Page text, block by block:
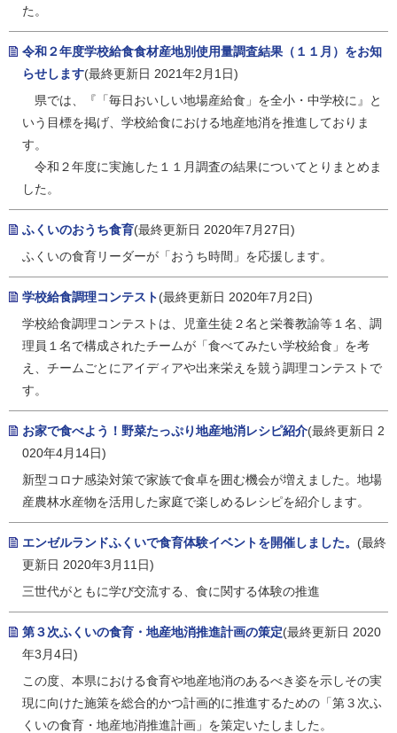
た。
令和２年度学校給食食材産地別使用量調査結果（１１月）をお知
らせします(最終更新日 2021年2月1日)
県では、『「毎日おいしい地場産給食」を全小・中学校に』と
いう目標を掲げ、学校給食における地産地消を推進しておりま
す。
令和２年度に実施した１１月調査の結果についてとりまとめま
した。
ふくいのおうち食育(最終更新日 2020年7月27日)
ふくいの食育リーダーが「おうち時間」を応援します。
学校給食調理コンテスト(最終更新日 2020年7月2日)
学校給食調理コンテストは、児童生徒２名と栄養教諭等１名、調
理員１名で構成されたチームが「食べてみたい学校給食」を考
え、チームごとにアイディアや出来栄えを競う調理コンテストで
す。
お家で食べよう！野菜たっぷり地産地消レシピ紹介(最終更新日 2
020年4月14日)
新型コロナ感染対策で家族で食卓を囲む機会が増えました。地場
産農林水産物を活用した家庭で楽しめるレシピを紹介します。
エンゼルランドふくいで食育体験イベントを開催しました。 (最終
更新日 2020年3月11日)
三世代がともに学び交流する、食に関する体験の推進
第３次ふくいの食育・地産地消推進計画の策定(最終更新日 2020
年3月4日)
この度、本県における食育や地産地消のあるべき姿を示しその実
現に向けた施策を総合的かつ計画的に推進するための「第３次ふ
くいの食育・地産地消推進計画」を策定いたしました。